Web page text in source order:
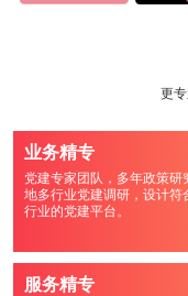
更
业务精专
党建专家团队，多年政策研
地多行业党建调研，设计符
行业的党建平台。
服务精专